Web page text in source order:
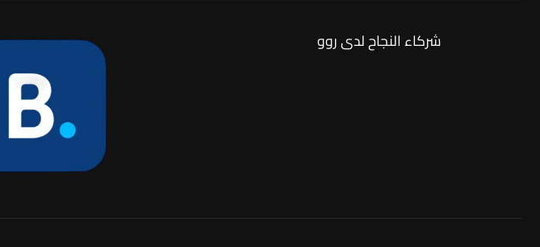
شركاء النجاح لدى روو